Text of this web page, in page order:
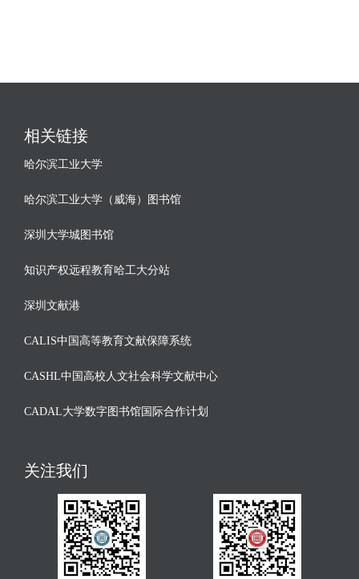
相关链接
哈尔滨工业大学
哈尔滨工业大学（威海）图书馆
深圳大学城图书馆
知识产权远程教育哈工大分站
深圳文献港
CALIS中国高等教育文献保障系统
CASHL中国高校人文社会科学文献中心
CADAL大学数字图书馆国际合作计划
关注我们